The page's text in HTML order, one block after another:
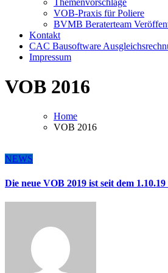
VOB-Praxis für Poliere
BVMB Beraterteam
Kontakt
CAC Bausoftware
Impressum
VOB 2016
Home
VOB 2016
NEWS
Die neue VOB 2019 ist seit dem